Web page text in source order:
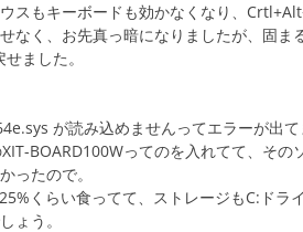
スもキーボードも効かなくなり、
なく、お先真っ暗になりましたが、固
ました。
が読み込めませんってエラーが出て
BOARD100Wってのを入れてて、そ
ったので。
くらい食ってて、ストレージもC:ド
ょう。